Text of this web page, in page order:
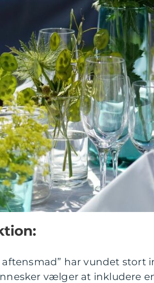
aftensmad” har vundet stort
vælger at inkludere